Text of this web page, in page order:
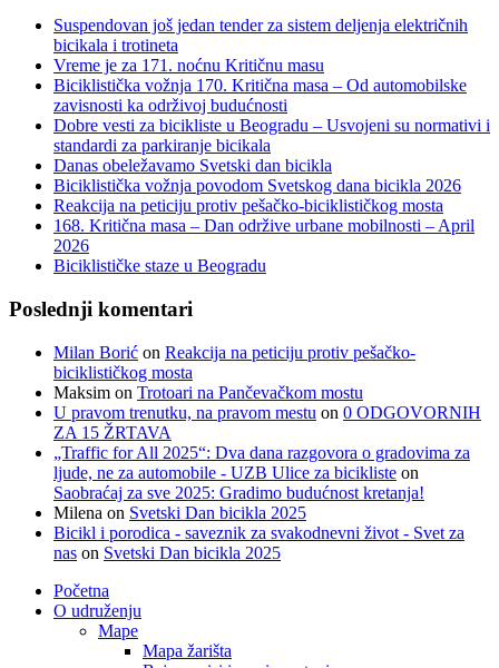
Suspendovan još jedan tender za sistem deljenja električnih
bicikala i trotineta
Vreme je za 171. noćnu Kritičnu masu
Biciklistička vožnja 170. Kritična masa – Od automobilske
zavisnosti ka održivoj budućnosti
Dobre vesti za bicikliste u Beogradu – Usvojeni su normativi i
standardi za parkiranje bicikala
Danas obeležavamo Svetski dan bicikla
Biciklistička vožnja povodom Svetskog dana bicikla 2026
Reakcija na peticiju protiv pešačko-biciklističkog mosta
168. Kritična masa – Dan održive urbane mobilnosti – April
2026
Biciklističke staze u Beogradu
Poslednji komentari
Milan Borić on Reakcija na peticiju protiv pešačko-
biciklističkog mosta
Maksim on Trotoari na Pančevačkom mostu
U pravom trenutku, na pravom mestu on 0 ODGOVORNIH
ZA 15 ŽRTAVA
„Traffic for All 2025“: Dva dana razgovora o gradovima za
ljude, ne za automobile - UZB Ulice za bicikliste on
Saobraćaj za sve 2025: Gradimo budućnost kretanja!
Milena on Svetski Dan bicikla 2025
Bicikl i porodica - saveznik za svakodnevni život - Svet za
nas on Svetski Dan bicikla 2025
Početna
O udruženju
Mape
Mapa žarišta